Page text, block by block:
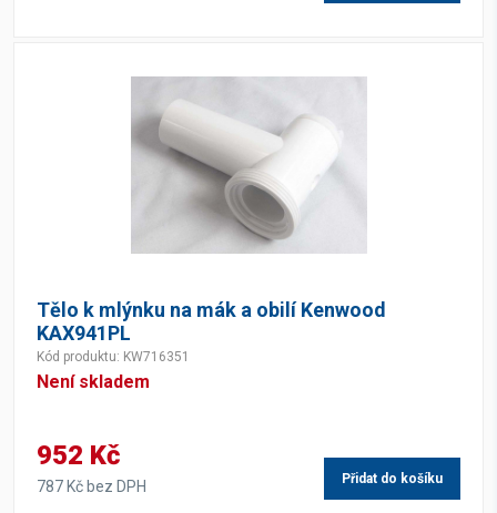
Tělo k mlýnku na mák a obilí Kenwood
KAX941PL
Kód produktu: KW716351
Není skladem
952 Kč
787 Kč bez DPH Přidat do košíku